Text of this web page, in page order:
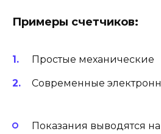
Примеры счетчиков:
Простые механические
Современные
Показания выводятся